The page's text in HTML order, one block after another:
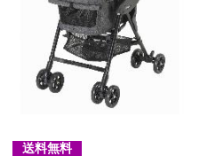
送料無料